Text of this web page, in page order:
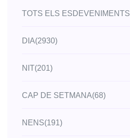
TOTS ELS ESDEVENIMENTS
DIA(2930)
NIT(201)
CAP DE SETMANA(68)
NENS(191)